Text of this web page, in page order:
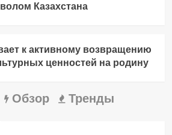
Казахстана
к активному возвращению
ценностей на родину
Обзор Тренды